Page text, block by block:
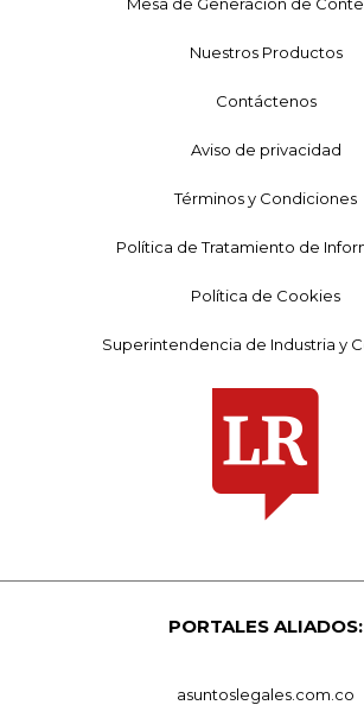
Nuestros Productos
Contáctenos
Aviso de privacidad
Términos y Condiciones
Política de Tratamiento de
Política de Cookies
Superintendencia de Industria y
PORTALES ALIADOS:
asuntoslegales.com.co